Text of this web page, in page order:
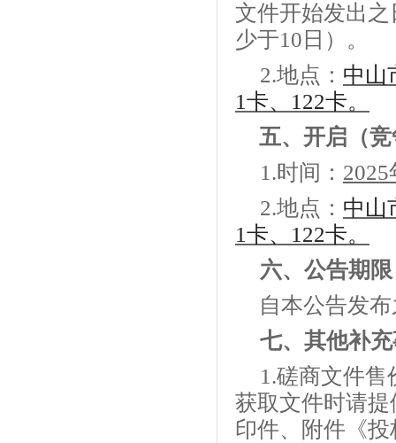
文件开始发出
少于10日 ）。
2.地点： 中山
1卡、122卡。
五、 开启（
1.时间 ： 2025
2.地点： 中山
1卡、122卡。
六、 公告期限
自本公告发
七、 其他补
1.磋商文件
获取文件时请
印件、附件《